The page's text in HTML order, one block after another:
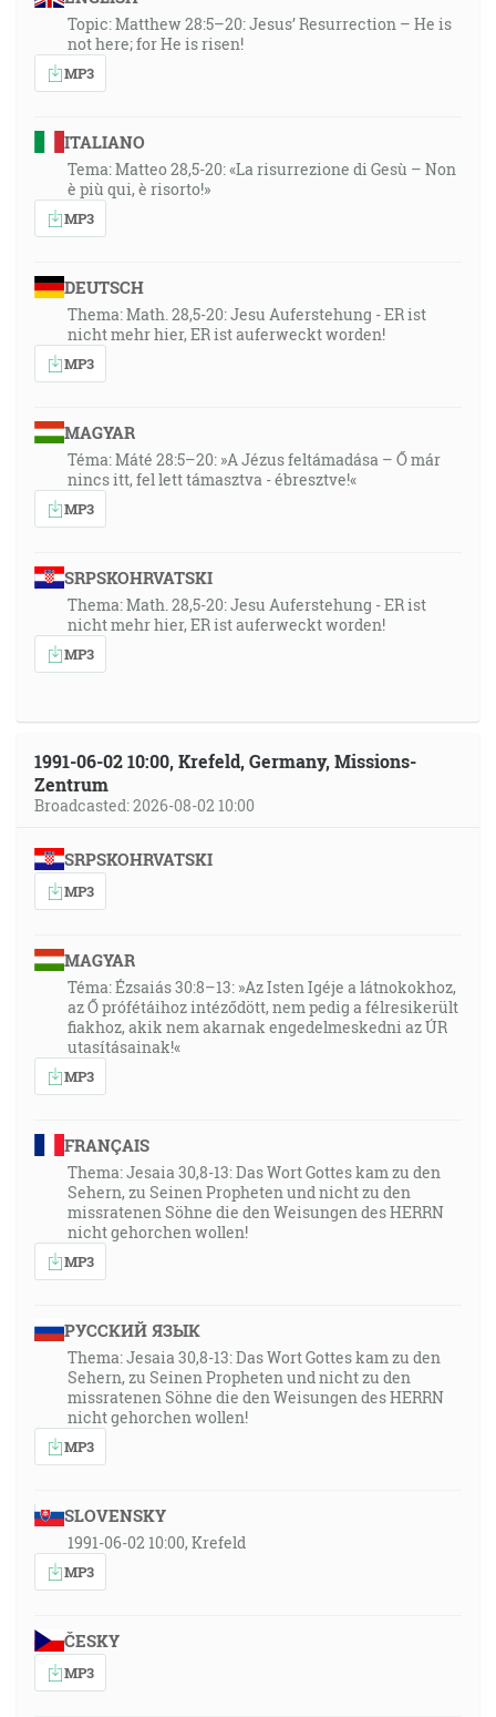
Topic: Matthew 28:5–20: Jesus’ Resurrection – He is
not here; for He is risen!
MP3
ITALIANO
Tema: Matteo 28,5-20: «La risurrezione di Gesù – Non
è più qui, è risorto!»
MP3
DEUTSCH
Thema: Math. 28,5-20: Jesu Auferstehung - ER ist
nicht mehr hier, ER ist auferweckt worden!
MP3
MAGYAR
Téma: Máté 28:5–20: »A Jézus feltámadása – Ő már
nincs itt, fel lett támasztva - ébresztve!«
MP3
SRPSKOHRVATSKI
Thema: Math. 28,5-20: Jesu Auferstehung - ER ist
nicht mehr hier, ER ist auferweckt worden!
MP3
1991-06-02 10:00, Krefeld, Germany, Missions-
Zentrum
Broadcasted: 2026-08-02 10:00
SRPSKOHRVATSKI
MP3
MAGYAR
Téma: Ézsaiás 30:8–13: »Az Isten Igéje a látnokokhoz,
az Ő prófétáihoz intéződött, nem pedig a félresikerült
fiakhoz, akik nem akarnak engedelmeskedni az ÚR
utasításainak!«
MP3
FRANÇAIS
Thema: Jesaia 30,8-13: Das Wort Gottes kam zu den
Sehern, zu Seinen Propheten und nicht zu den
missratenen Söhne die den Weisungen des HERRN
nicht gehorchen wollen!
MP3
РУССКИЙ ЯЗЫК
Thema: Jesaia 30,8-13: Das Wort Gottes kam zu den
Sehern, zu Seinen Propheten und nicht zu den
missratenen Söhne die den Weisungen des HERRN
nicht gehorchen wollen!
MP3
SLOVENSKY
1991-06-02 10:00, Krefeld
MP3
ČESKY
MP3